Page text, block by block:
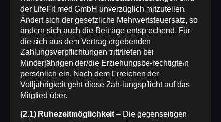
der LifeFit med GmbH unverzüglich mitzuteilen.
Ändert sich der gesetzliche Mehrwertsteuersatz, so
ändern sich auch die Beiträge entsprechend. Für
die sich aus dem Vertrag ergebenden
Zahlungsverpflichtungen tritt/treten bei
Minderjährigen der/die Erziehungsbe-rechtigte/n
persönlich ein. Nach dem Erreichen der
Volljährigkeit geht diese Zah-lungspflicht auf das
Mitglied über.
(2.1) Ruhezeitmöglichkeit– Die gegenseitigen